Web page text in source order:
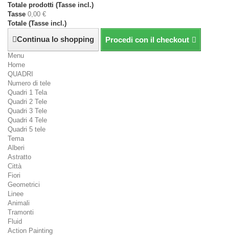
Totale prodotti (Tasse incl.)
Tasse 0,00 €
Totale (Tasse incl.)
Continua lo shopping Procedi con il checkout
Menu
Home
QUADRI
Numero di tele
Quadri 1 Tela
Quadri 2 Tele
Quadri 3 Tele
Quadri 4 Tele
Quadri 5 tele
Tema
Alberi
Astratto
Città
Fiori
Geometrici
Linee
Animali
Tramonti
Fluid
Action Painting